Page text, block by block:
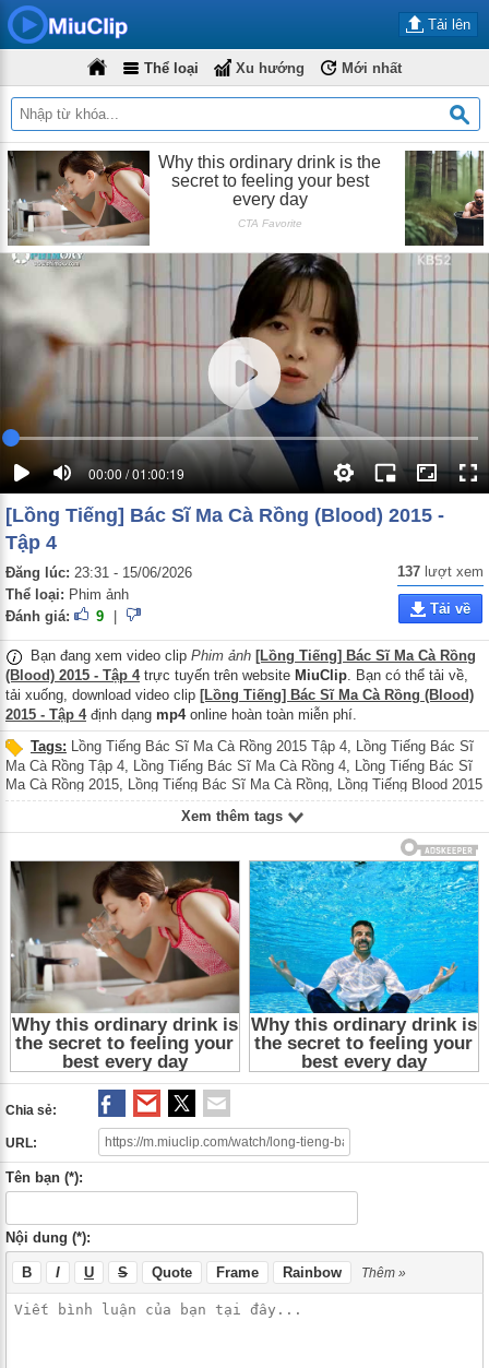
Tải lên
Thể loại Xu hướng Mới nhất
00:00 / 01:00:19
[Lồng Tiếng] Bác Sĩ Ma Cà Rồng (Blood) 2015 -
Tập 4
Đăng lúc: 23:31 - 15/06/2026
Thể loại: Phim ảnh
Đánh giá:
9
137 lượt xem
Tải về
Bạn đang xem video clip Phim ảnh [Lồng Tiếng] Bác Sĩ Ma Cà Rồng
(Blood) 2015 - Tập 4trực tuyến trên website MiuClip. Bạn có thể tải về,
tải xuống, download video clip [Lồng Tiếng] Bác Sĩ Ma Cà Rồng (Blood)
2015 - Tập 4định dạng mp4online hoàn toàn miễn phí.
Tags: Lồng Tiếng Bác Sĩ Ma Cà Rồng 2015 Tập 4, Lồng Tiếng Bác Sĩ
Ma Cà Rồng Tập 4 Lồng Tiếng Bác Sĩ Ma Cà Rồng 4 Lồng Tiếng Bác Sĩ
Ma Cà Rồng 2015 Lồng Tiếng Bác Sĩ Ma Cà Rồng Lồng Tiếng Blood 2015
Tập 4,Lồng Tiếng Blood Tập 4,Lồng Tiếng Blood 4,Lồng Tiếng Blood
Bác Sĩ Ma Cà Rồng 2015 Tập 4
,Bác Sĩ Ma
Cà Rồng,Blood 2015 Tập 4,Blood Tập 4,Blood 4,Blood 2015,Blood,
Phim kinh dị Hàn Quốc,Phim kinh dị Phim giả tưởng Hàn Quốc,Phim giả
tưởng
Phim tình cảm Hàn Quốc,Phim tình cảm,Phim Hàn Quốc,Long
Tieng Bac Si Ma Ca Rong 2015 Tap 4
,Long Tieng Bac Si Ma Ca Rong Tap
Long Tieng Bac Si Ma Ca Rong 4, Long Tieng Bac Si Ma Ca Rong 2015
Long Tieng Bac Si Ma Ca Rong,Long Tieng Blood 2015 Tap 4,
Long Tieng
Blood Tap 4, Long Tieng Blood 4,Long Tieng Blood 2015,Long Tieng
Blood,Bac Si Ma Ca Rong 2015 Tap 4 Bac Si Ma Ca Rong Tap 4,Bac Si
Ma Ca Rong 4,Bac Si Ma Ca Rong 2015,Bac Si Ma Ca Rong,Blood 2015
Tap 4,Blood Tap 4 ,Phim kinh di Han Quoc,Phim kinh di,Phim gia tuong
Han Quoc,Phim gia tuong,Phim tinh cam Han Quoc ,Phim tinh cam,Phim
Han Quoc
Xem thêm tags
Chia sẻ:
URL:
Tên bạn (*):
Nội dung (*):
B I U S Quote Frame Rainbow Thêm »